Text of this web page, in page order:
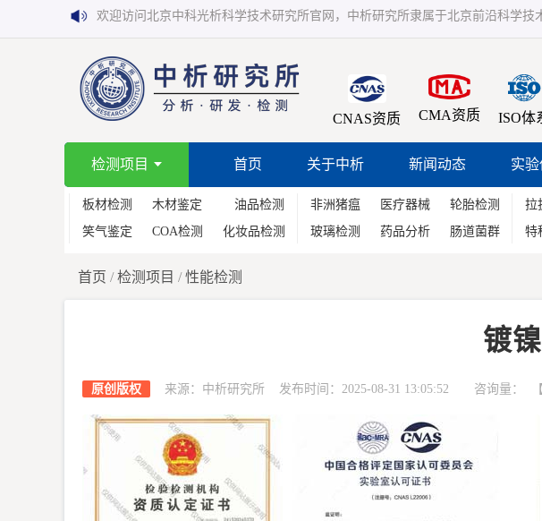
欢迎访问北京中科光析科学技术研究所官网，中析研究所隶属于北京前沿科学技
CNAS资质 CMA资质 ISO体
检测项目 首页 关于中析 新闻动态 实
板材检测 木材鉴定
油品检测
笑气鉴定
COA检测 化妆品检测
非洲猪瘟 医疗器械
轮胎检测
玻璃检测
药品分析 肠道菌群
拉
特
首页 /检测项目 /性能检测
镀
原创版权 来源：中析研究所 发布时间：2025-08-31 13:05:52 咨询量： 【